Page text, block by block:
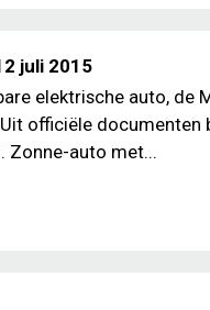
juli 2015
elektrische auto, de
officiële documenten
Zonne-auto met...